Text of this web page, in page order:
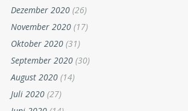
Dezember 2020 (26)
November 2020 (17)
Oktober 2020 (31)
September 2020 (30)
August 2020 (14)
Juli 2020 (27)